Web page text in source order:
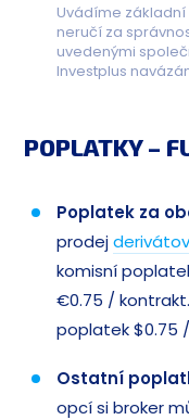
Uvádíme základní
neručí za
uvedenými
Investplus
POPLATKY –
Poplatek za
prodej
komisní
€0.75 /
poplatek $0.75
Ostatní
opcí si broker